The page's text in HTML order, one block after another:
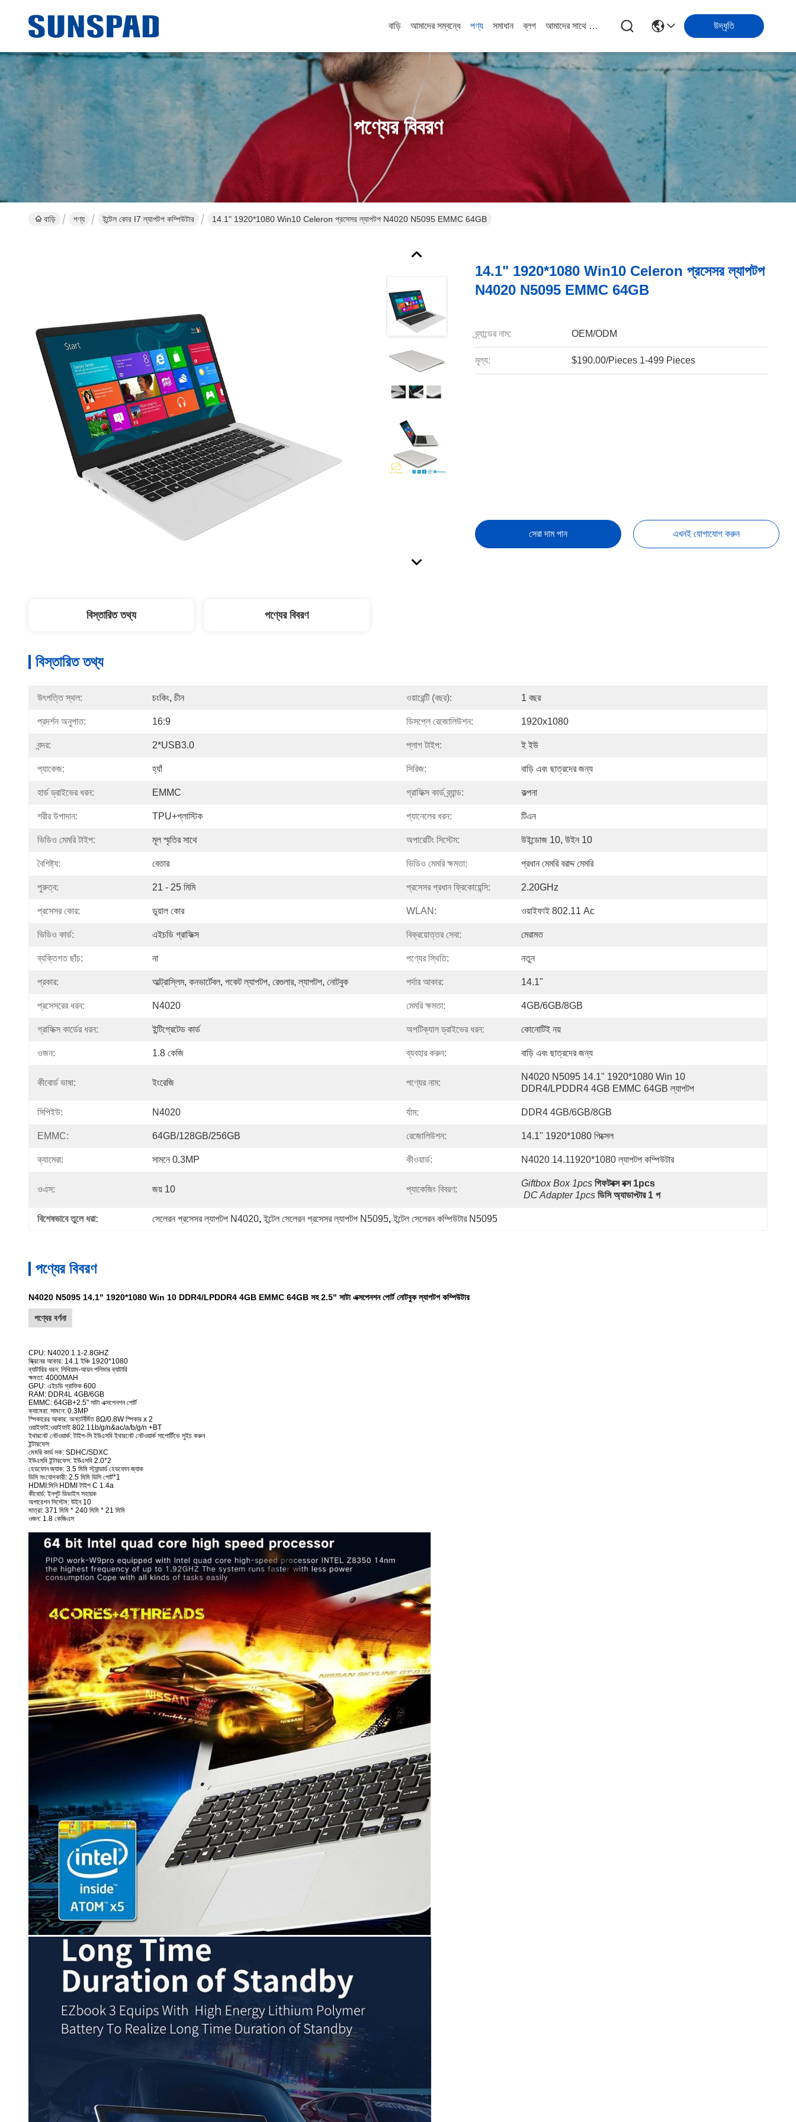
বাড়ি আমাদের সম্বন্ধে পণ্য সমাধান ব্লগ আমাদের সাথে যোগাযোগ উদ্ধৃতি
পণ্যের বিবরণ
বাড়ি পণ্য ইন্টেল কোর I7 ল্যাপটপ কম্পিউটার 14.1" 1920*1080 Win10 Celeron প্রসেসর ল্যাপটপ N4020 N5095 EMMC 64GB
14.1" 1920*1080 Win10 Celeron প্রসেসর ল্যাপটপ
N4020 N5095 EMMC 64GB
ব্র্যান্ডের নাম: OEM/ODM
মূল্য: $190.00/Pieces 1-499 Pieces
সেরা দাম পান এখনই যোগাযোগ করুন
বিস্তারিত তথ্য পণ্যের বিবরণ
বিস্তারিত তথ্য
উৎপত্তি স্থল: চংকিং, চীন ওয়ারেন্টি (বছর): 1 বছর
প্রদর্শন অনুপাত: 16:9 ডিসপ্লে রেজোলিউশন: 1920x1080
বন্দর: 2*USB3.0 প্লাগ টাইপ: ই ইউ
প্যাকেজ: হ্যাঁ সিরিজ: বাড়ি এবং ছাত্রদের জন্য
হার্ড ড্রাইভের ধরন: EMMC গ্রাফিক্স কার্ড ব্র্যান্ড: কল্পনা
শরীর উপাদান: TPU+প্লাস্টিক প্যানেলের ধরন: টিএন
ভিডিও মেমরি টাইপ: মূল স্মৃতির সাথে অপারেটিং সিস্টেম: উইন্ডোজ 10, উইন 10
বৈশিষ্ট্য: বেতার ভিডিও মেমরি ক্ষমতা: প্রধান মেমরি বরাদ্দ মেমরি
পুরুত্ব: 21 - 25 মিমি প্রসেসর প্রধান ফ্রিকোয়েন্সি: 2.20GHz
প্রসেসর কোর: ডুয়াল কোর WLAN: ওয়াইফাই 802.11 Ac
ভিডিও কার্ড: এইচডি গ্রাফিক্স বিক্রয়োত্তর সেবা: মেরামত
ব্যক্তিগত ছাঁচ: না পণ্যের স্থিতি: নতুন
প্রকার: আল্ট্রাস্লিম, কনভার্টেবল, পকেট ল্যাপটপ, রেগুলার, ল্যাপটপ, নোটবুক পর্দার আকার: 14.1"
প্রসেসরের ধরন: N4020 মেমরি ক্ষমতা: 4GB/6GB/8GB
গ্রাফিক্স কার্ডের ধরন: ইন্টিগ্রেটেড কার্ড অপটিক্যাল ড্রাইভের ধরন: কোনোটিই নয়
ওজন: 1.8 কেজি ব্যবহার করুন: বাড়ি এবং ছাত্রদের জন্য
কীবোর্ড ভাষা: ইংরেজি পণ্যের নাম:
N4020 N5095 14.1" 1920*1080 Win 10
DDR4/LPDDR4 4GB EMMC 64GB ল্যাপটপ
সিপিইউ: N4020 র্যাম: DDR4 4GB/6GB/8GB
EMMC: 64GB/128GB/256GB রেজোলিউশন: 14.1'' 1920*1080 পিক্সেল
ক্যামেরা: সামনে 0.3MP কীওয়ার্ড: N4020 14.11920*1080 ল্যাপটপ কম্পিউটার
ওএস: জয় 10 প্যাকেজিং বিবরণ:
Giftbox Box 1pcs গিফটবক্স বক্স 1pcs
DC Adapter 1pcs ডিসি অ্যাডাপ্টার 1 প
বিশেষভাবে তুলে ধরা: সেলেরন প্রসেসর ল্যাপটপ N4020, ইন্টেল সেলেরন প্রসেসর ল্যাপটপ N5095, ইন্টেল সেলেরন কম্পিউটার N5095
পণ্যের বিবরণ
N4020 N5095 14.1" 1920*1080 Win 10 DDR4/LPDDR4 4GB EMMC 64GB সহ 2.5" সাটা এক্সপেনশন পোর্ট নোটবুক ল্যাপটপ কম্পিউটার
পণ্যের বর্ণনা
CPU: N4020 1.1-2.8GHZ
স্ক্রিনের আকার: 14.1 ইঞ্চি 1920*1080
ব্যাটারির ধরন: লিথিয়াম-আয়ন পলিমার ব্যাটারি
ক্ষমতা: 4000MAH
GPU: এইচডি গ্রাফিক 600
RAM: DDR4L 4GB/6GB
EMMC: 64GB+2.5" সাটা এক্সপেনশন পোর্ট
ক্যামেরা: সামনে: 0.3MP
স্পিকারের আকার: অন্তর্নির্মিত 8Ω/0.8W স্পিকার x 2
ওয়াইফাই:ওয়াইফাই 802.11b/g/n&ac/a/b/g/n +BT
ইথারনেট নেটওয়ার্ক: টাইপ-সি ইউএসবি ইথারনেট নেটওয়ার্ক সাপোর্টিভে সুইচ করুন
ইন্টারফেস
মেমরি কার্ড সক: SDHC/SDXC
ইউএসবি ইন্টারফেস: ইউএসবি 2.0*2
হেডফোন জ্যাক: 3.5 মিমি স্ট্যান্ডার্ড হেডফোন জ্যাক
ডিসি সংযোগকারী: 2.5 মিমি ডিসি পোর্ট*1
HDMI:মিনি HDMI টাইপ C 1.4a
কীবোর্ড: ইনপুট ডিভাইস সহায়ক
অপারেশন সিস্টেম: উইন 10
মাত্রা: 371 মিমি * 240 মিমি * 21 মিমি
ওজন: 1.8 কেজিএস